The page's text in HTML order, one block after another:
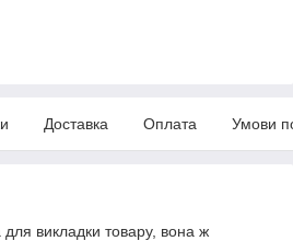
Доставка Оплата Умови
для викладки товару, вона ж